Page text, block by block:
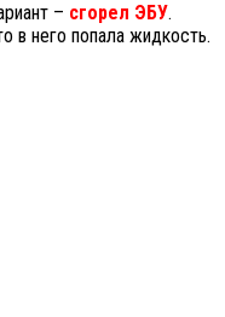
– сгорел ЭБУ.
в него попала жидкость.